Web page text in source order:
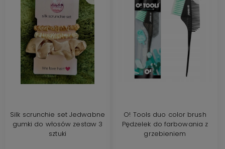
Silk scrunchie set Jedwabne
gumki do włosów zestaw 3
sztuki
O! Tools duo color brush
Pędzelek do farbowania z
grzebieniem